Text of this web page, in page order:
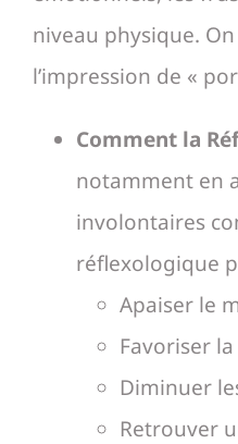
niveau physique.
l’impression de «
Comment la
notamment en
involontaires
réflexologique
Apaiser le
Favoriser
Diminuer
Retrouver